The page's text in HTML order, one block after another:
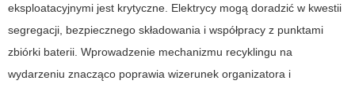
eksploatacyjnymi jest krytyczne. Elektrycy mogą doradzić w kwestii
segregacji, bezpiecznego składowania i współpracy z punktami
zbiórki baterii. Wprowadzenie mechanizmu recyklingu na
wydarzeniu znacząco poprawia wizerunek organizatora i